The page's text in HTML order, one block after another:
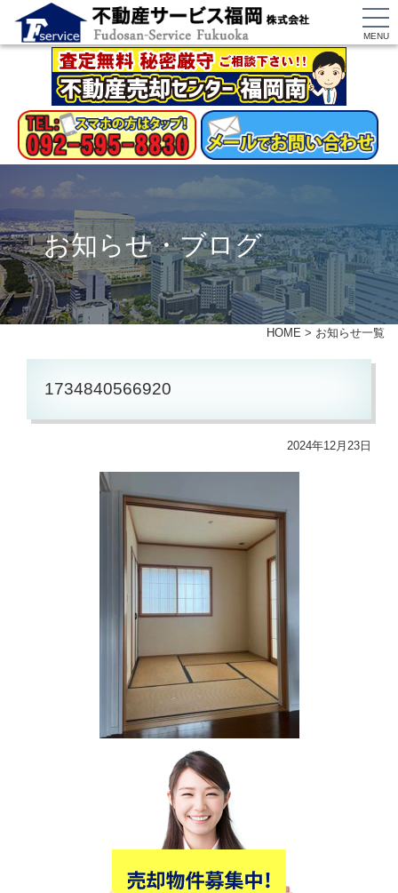
MENU
お知らせ・ブログ
HOME > お知らせ一覧
1734840566920
2024年12月23日